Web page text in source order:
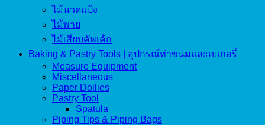
ไม้นวดแป้ง
ไม้พาย
ไม้เสียบคัพเค้ก
Baking & Pastry Tools | อุปกรณ์ทำขนมและเบเกอรี่
Measure Equipment
Miscellaneous
Paper Doilies
Pastry Tool
Spatula
Piping Tips & Piping Bags